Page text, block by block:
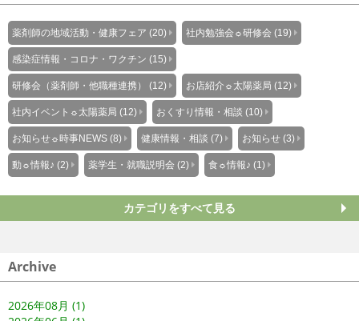
薬剤師の地域活動・健康フェア (20) 社内勉強会☼研修会 (19)
感染症情報・コロナ・ワクチン (15)
研修会（薬剤師・他職種連携） (12) お店紹介☼太陽薬局 (12)
社内イベント☼太陽薬局 (12) おくすり情報・相談 (10)
お知らせ☼時事NEWS (8) 健康情報・相談 (7) お知らせ (3)
動☼情報♪ (2) 薬学生・就職説明会 (2) 食☼情報♪ (1)
カテゴリをすべて見る
Archive
2026年08月 (1)